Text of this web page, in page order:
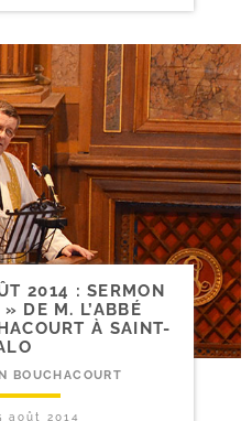
2014 : SERMON
DE M. L’ABBÉ
À SAINT-
BOUCHACOURT
août 2014